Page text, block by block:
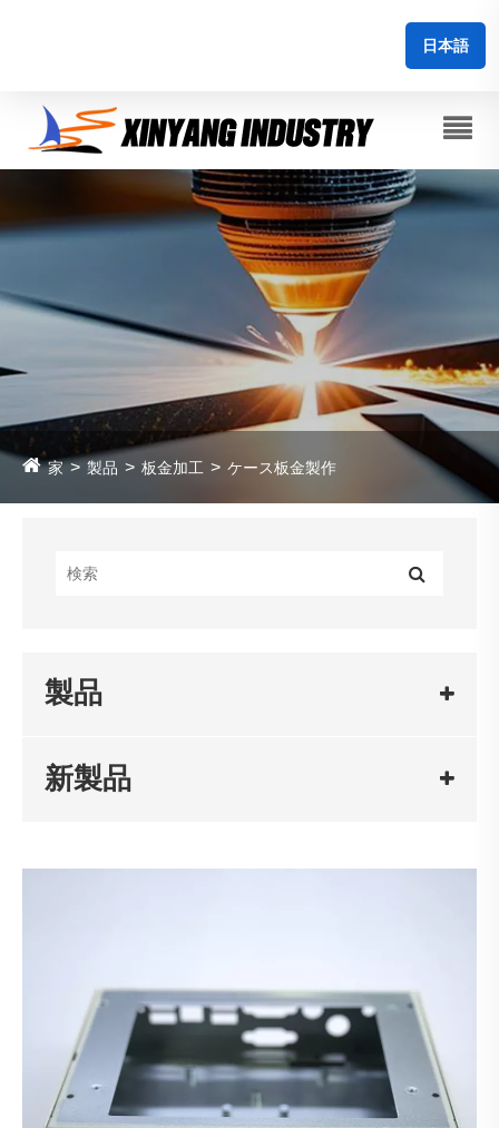
日本語
家 製品 板金加工 ケース板金製作
製品
新製品